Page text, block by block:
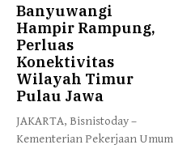
Banyuwangi
Hampir Rampung,
Perluas
Konektivitas
Wilayah Timur
Pulau Jawa
JAKARTA, Bisnistoday –
Kementerian Pekerjaan Umum